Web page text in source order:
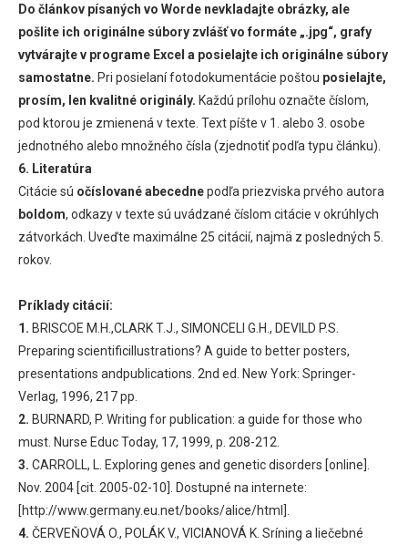
Do článkov písaných vo Worde nevkladajte obrázky, ale
pošlite ich originálne súbory zvlášť vo formáte „.jpg“, grafy
vytvárajte v programe Excel a posielajte ich originálne súbory
samostatne. Pri posielaní fotodokumentácie poštou posielajte,
prosím, len kvalitné originály. Každú prílohu označte číslom,
pod ktorou je zmienená v texte. Text píšte v 1. alebo 3. osobe
jednotného alebo množného čísla (zjednotiť podľa typu článku).
6. Literatúra
Citácie sú očíslované abecednepodľa priezviska prvého autora
boldom, odkazy v texte sú uvádzané číslom citácie v okrúhlych
zátvorkách. Uveďte maximálne 25 citácií, najmä z posledných 5.
rokov.
Príklady citácií:
1. BRISCOE M.H.,CLARK T.J., SIMONCELI G.H., DEVILD P.S.
Preparing scientificillustrations? A guide to better posters,
presentations andpublications. 2nd ed. New York: Springer-
Verlag, 1996, 217 pp.
2. BURNARD, P. Writing for publication: a guide for those who
must. Nurse Educ Today, 17, 1999, p. 208-212.
3. CARROLL, L. Exploring genes and genetic disorders [online].
Nov. 2004 [cit. 2005-02-10]. Dostupné na internete:
[http://www.germany.eu.net/books/alice/html].
4. ČERVEŇOVÁ O., POLÁK V., VICIANOVÁ K. Sríning a liečebné